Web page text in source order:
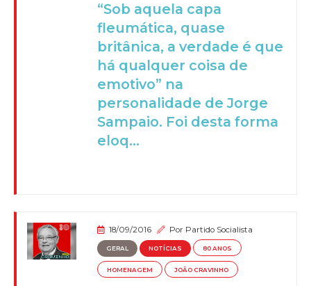
“Sob aquela capa
fleumática, quase
britânica, a verdade é que
há qualquer coisa de
emotivo” na
personalidade de Jorge
Sampaio. Foi desta forma
eloq...
18/09/2016 Por Partido Socialista
GERAL NOTÍCIAS 80 ANOS
HOMENAGEM JOÃO CRAVINHO